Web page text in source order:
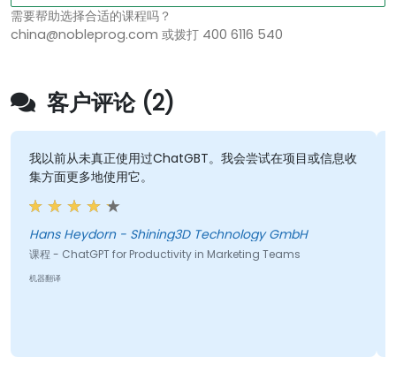
需要帮助选择合适的课程吗？
china@nobleprog.com 或拨打 400 6116 540
客户评论 (2)
我以前从未真正使用过ChatGBT。我会尝试在项目或信息收
集方面更多地使用它。
Hans Heydorn - Shining3D Technology GmbH
课程 - ChatGPT for Productivity in Marketing Teams
机器翻译